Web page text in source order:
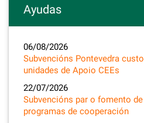
Ayudas
06/08/2026
Subvencións Pontevedra
unidades de Apoio CEEs
22/07/2026
Subvencións par o fomento
programas de cooperación